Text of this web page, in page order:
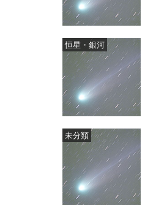
恒星・銀河
未分類